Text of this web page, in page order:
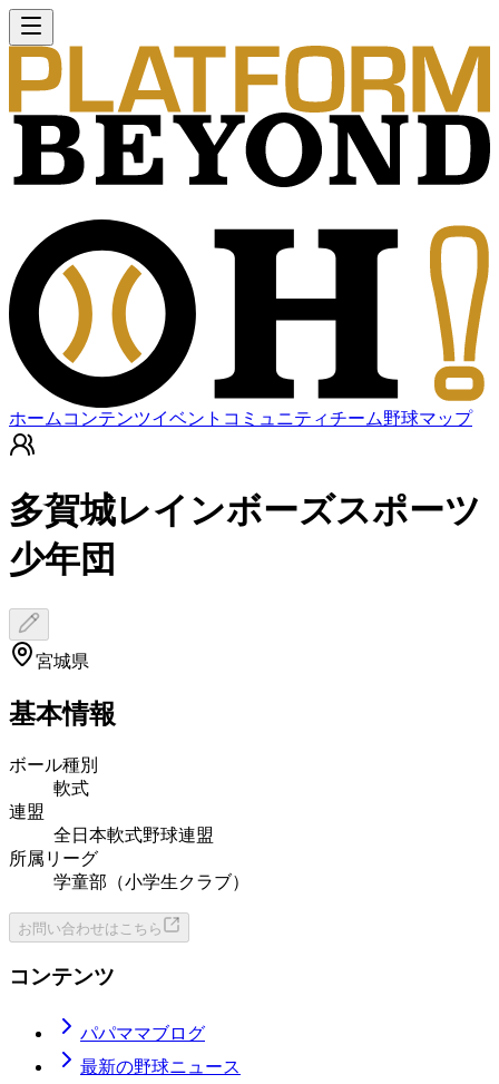
ホーム コンテンツイベント コミュニティチーム野球マップ
多賀城レインボーズスポーツ
少年団
宮城県
基本情報
ボール種別
軟式
連盟
全日本軟式野球連盟
所属リーグ
学童部（小学生クラブ）
お問い合わせはこちら
コンテンツ
パパママブログ
最新の野球ニュース